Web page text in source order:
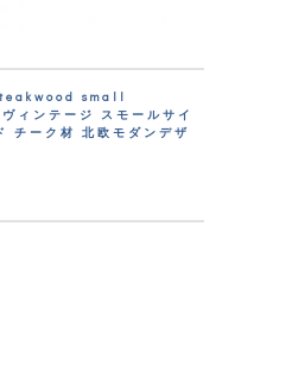
small
ンテージ スモールサイ
チーク材 北欧モダンデザ